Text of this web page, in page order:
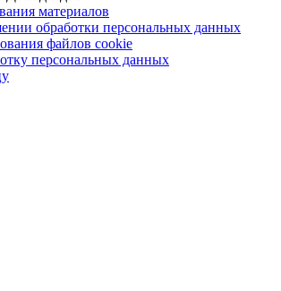
материалов
обработки персональных данных
файлов cookie
персональных данных